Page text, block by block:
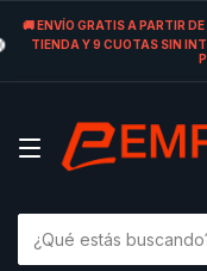
🚚 ENVÍO GRATIS A PARTIR
TIENDA Y 9 CUOTAS SIN